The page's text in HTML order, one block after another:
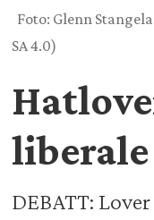
Foto: Glenn
SA 4.0)
DEBATT: